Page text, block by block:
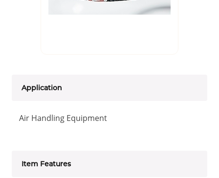
Application
Air Handling Equipment
Item Features